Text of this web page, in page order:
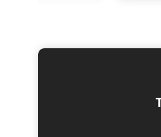
Komunikacja publ.: MPK,
Opis miejsc parking.: dwa